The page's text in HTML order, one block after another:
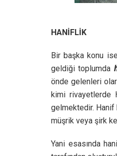
HANİFLİK
Bir başka konu ise
geldiği toplumda
önde gelenleri
kimi rivayetlerde
gelmektedir. Hanif
müşrik veya şirk
Yani esasında